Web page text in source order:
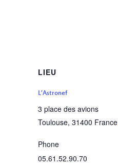
LIEU
L’Astronef
3 place des avions
Toulouse, 31400 France
Phone
05.61.52.90.70